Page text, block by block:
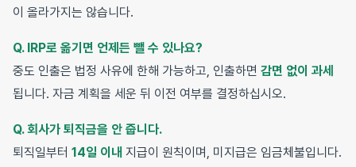
이 올라가지는 않습니다.
Q. IRP로 옮기면 언제든 뺄 수 있나요?
중도 인출은 법정 사유에 한해 가능하고, 인출하면 감면 없이 과세
됩니다. 자금 계획을 세운 뒤 이전 여부를 결정하십시오.
Q. 회사가 퇴직금을 안 줍니다.
퇴직일부터 14일 이내 지급이 원칙이며, 미지급은 임금체불입니다.